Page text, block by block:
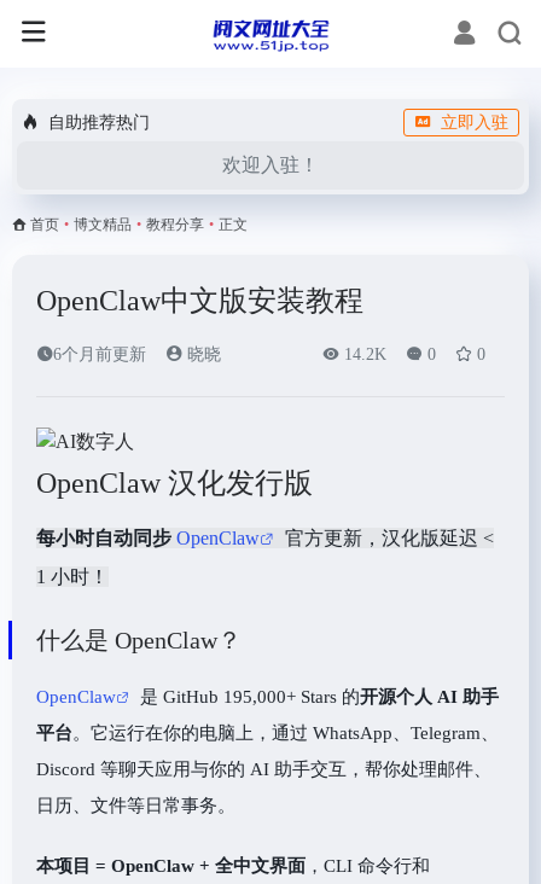
自助推荐热门 立即入驻
欢迎入驻！
首页 • 博文精品 • 教程分享 • 正文
OpenClaw中文版安装教程
6个月前更新 晓晓 14.2K 0 0
OpenClaw 汉化发行版
每小时自动同步 OpenClaw
官方更新，汉化版延迟 <
1 小时！
什么是 OpenClaw？
OpenClaw 是 GitHub 195,000+ Stars 的开源个人 AI 助手
平台。它运行在你的电脑上，通过 WhatsApp、Telegram、
Discord 等聊天应用与你的 AI 助手交互，帮你处理邮件、
日历、文件等日常事务。
本项目 = OpenClaw + 全中文界面 ，CLI 命令行和